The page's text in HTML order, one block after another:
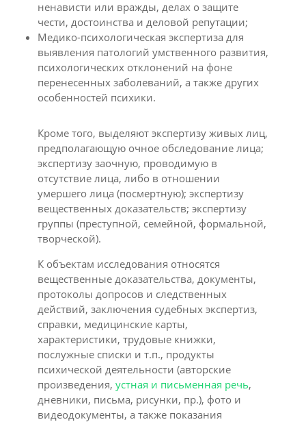
ненависти или вражды, делах о защите
чести, достоинства и деловой репутации;
Медико-психологическая экспертиза для
выявления патологий умственного развития,
психологических отклонений на фоне
перенесенных заболеваний, а также других
особенностей психики.
Кроме того, выделяют экспертизу живых лиц,
предполагающую очное обследование лица;
экспертизу заочную, проводимую в
отсутствие лица, либо в отношении
умершего лица (посмертную); экспертизу
вещественных доказательств; экспертизу
группы (преступной, семейной, формальной,
творческой).
К объектам исследования относятся
вещественные доказательства, документы,
протоколы допросов и следственных
действий, заключения судебных экспертиз,
справки, медицинские карты,
характеристики, трудовые книжки,
послужные списки и т.п., продукты
психической деятельности (авторские
произведения, устная и письменная речь,
дневники, письма, рисунки, пр.), фото и
видеодокументы, а также показания